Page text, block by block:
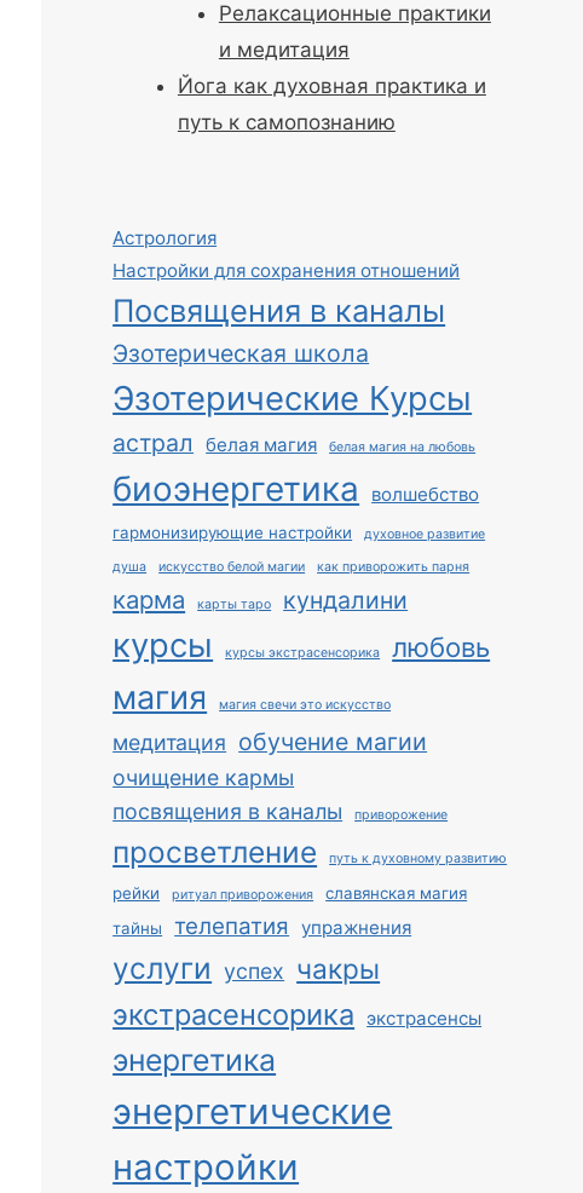
Релаксационные практики
и медитация
Йога как духовная практика и
путь к самопознанию
Астрология
Настройки для сохранения отношений
Посвящения в каналы
Эзотерическая школа
Эзотерические Курсы
астрал белая магия белая магия на любовь
биоэнергетика волшебство
гармонизирующие настройки духовное развитие
душа искусство белой магии как приворожить парня
карма карты таро кундалини
курсы курсы экстрасенсорика любовь
магия магия свечи это искусство
медитация обучение магии
очищение кармы
посвящения в каналы
приворожение
просветление путь к духовному развитию
рейки ритуал приворожения
славянская магия
тайны
телепатия упражнения
услуги успех чакры
экстрасенсорика экстрасенсы
энергетика
энергетические
настройки